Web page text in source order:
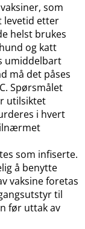
som
levetid etter
helst brukes
og katt
umiddelbart
må det påses
Spørsmålet
utilsiktet
i hvert
som infiserte.
å benytte
vaksine foretas
til
før uttak av